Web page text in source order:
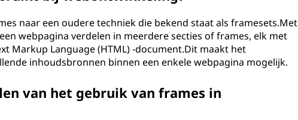
naar een oudere techniek die bekend staat als framesets.Met
webpagina verdelen in meerdere secties of frames, elk met
Markup Language (HTML) -document.Dit maakt het
inhoudsbronnen binnen een enkele webpagina mogelijk.
van het gebruik van frames in